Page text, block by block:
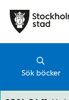
Sök böcker